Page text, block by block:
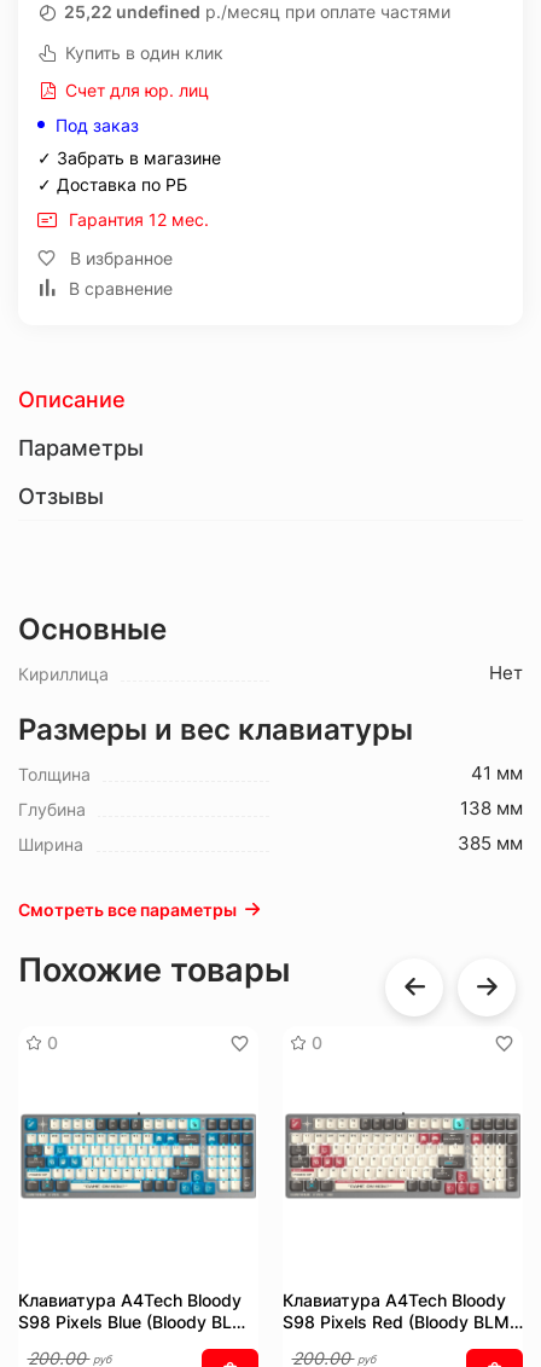
25,22 undefined р./месяц при оплате частями
Купить в один клик
Счет для юр. лиц
Под заказ
✓ Забрать в магазине
✓ Доставка по РБ
Гарантия 12 мес.
В избранное
В сравнение
Описание
Параметры
Отзывы
Основные
Кириллица Нет
Размеры и вес клавиатуры
Толщина 41 мм
Глубина 138 мм
Ширина 385 мм
Смотреть все параметры
Похожие товары
0
Клавиатура A4Tech Bloody
S98 Pixels Blue (Bloody BLMS
200.00 руб
0
Клавиатура A4Tech Bloody
S98 Pixels Red (Bloody BLMS
200.00 руб